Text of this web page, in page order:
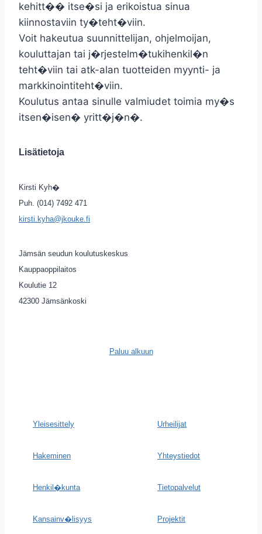
kehitt�� itse�si ja erikoistua sinua
kiinnostaviin ty�teht�viin.
Voit hakeutua suunnittelijan, ohjelmoijan,
kouluttajan tai j�rjestelm�tukihenkil�n
teht�viin tai atk-alan tuotteiden myynti- ja
markkinointiteht�viin.
Koulutus antaa sinulle valmiudet toimia my�s
itsen�isen� yritt�j�n�.
Lisätietoja
Kirsti Kyh�
Puh. (014) 7492 471
kirsti.kyha@jkouke.fi
Jämsän seudun koulutuskeskus
Kauppaoppilaitos
Koulutie 12
42300 Jämsänkoski
Paluu alkuun
Yleisesittely Urheilijat
Hakeminen Yhteystiedot
Henkil�kunta Tietopalvelut
Kansainv�lisyys Projektit